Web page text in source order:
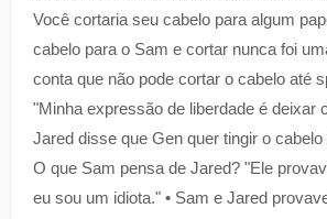
Você cortaria seu cabelo para algum
cabelo para o Sam e cortar nunca foi
conta que não pode cortar o cabelo até
"Minha expressão de liberdade é deixar
Jared disse que Gen quer tingir o cabelo
O que Sam pensa de Jared? "Ele
eu sou um idiota." • Sam e Jared